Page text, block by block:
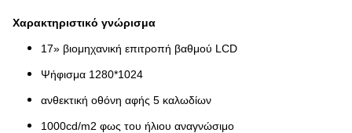
Χαρακτηριστικό γνώρισμα
17» βιομηχανική επιτροπή βαθμού LCD
Ψήφισμα 1280*1024
ανθεκτική οθόνη αφής 5 καλωδίων
1000cd/m2 φως του ήλιου αναγνώσιμο